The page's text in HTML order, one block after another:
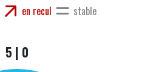
en recul stable
5 | 0